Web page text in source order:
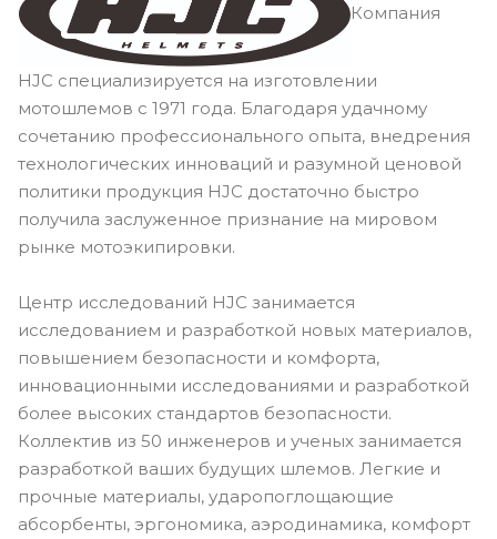
Компания
HJC специализируется на изготовлении
мотошлемов с 1971 года. Благодаря удачному
сочетанию профессионального опыта, внедрения
технологических инноваций и разумной ценовой
политики продукция HJC достаточно быстро
получила заслуженное признание на мировом
рынке мотоэкипировки.
Центр исследований HJC занимается
исследованием и разработкой новых материалов,
повышением безопасности и комфорта,
инновационными исследованиями и разработкой
более высоких стандартов безопасности.
Коллектив из 50 инженеров и ученых занимается
разработкой ваших будущих шлемов. Легкие и
прочные материалы, ударопоглощающие
абсорбенты, эргономика, аэродинамика, комфорт